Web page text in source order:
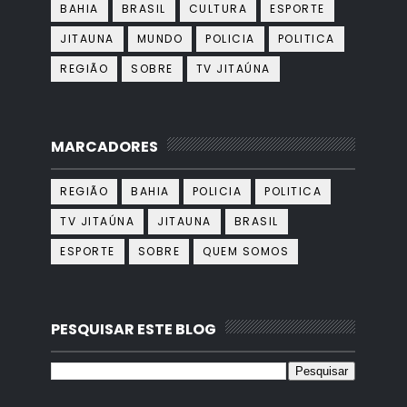
BAHIA BRASIL CULTURA
ESPORTE
JITAUNA
MUNDO POLICIA
POLITICA
REGIÃO
SOBRE TV JITAÚNA
MARCADORES
REGIÃO BAHIA POLICIA
POLITICA
TV JITAÚNA
JITAUNA
BRASIL
ESPORTE
SOBRE QUEM SOMOS
PESQUISAR ESTE BLOG